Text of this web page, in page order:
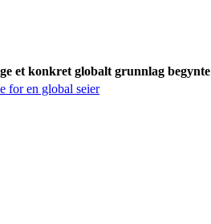
et konkret globalt grunnlag begynte
en global seier